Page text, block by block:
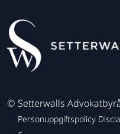
© Setterwalls
Personuppgiftspolicy